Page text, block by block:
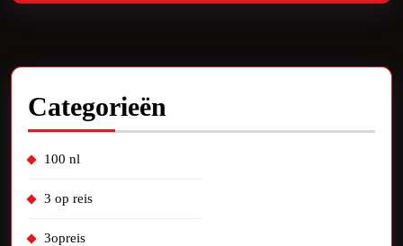
Categorieën
100 nl
3 op reis
3opreis